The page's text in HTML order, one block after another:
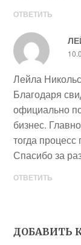
ОТВЕТИТЬ
Лейла
Благодаря
официально
бизнес.
тогда
Спасибо за
ОТВЕТИТЬ
ДОБАВИТЬ